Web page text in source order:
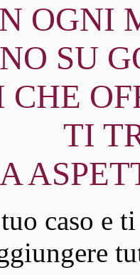
OGNI
SU
CHE
TI
caso e